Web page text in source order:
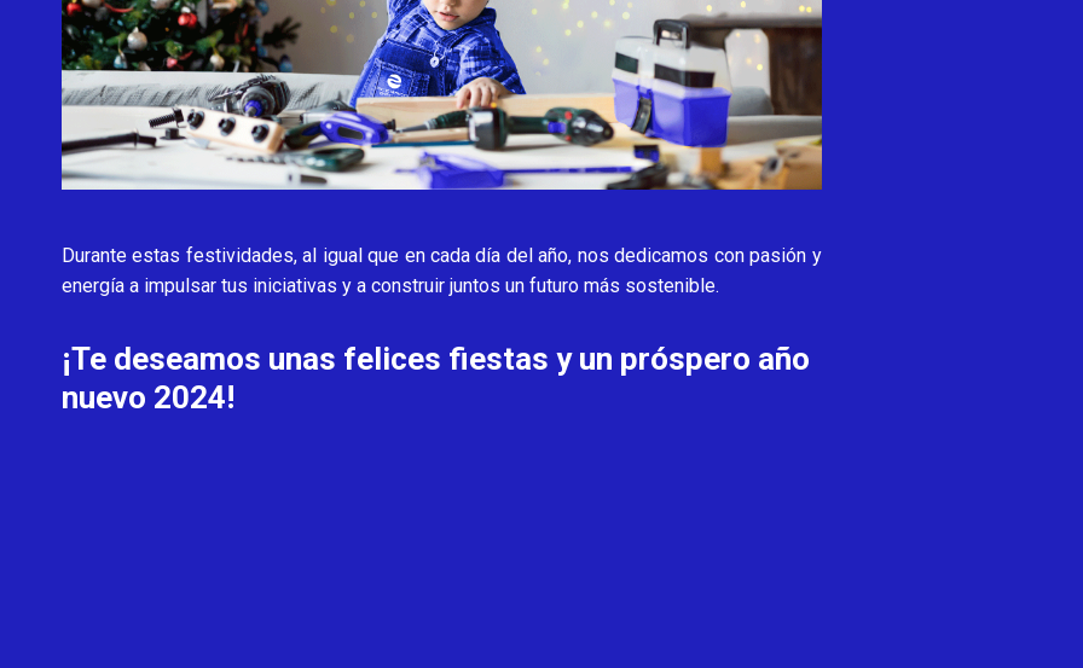
Durante estas festividades, al igual que en cada día del año, nos dedicamos con pasión y
energía a impulsar tus iniciativas y a construir juntos un futuro más sostenible.
¡Te deseamos unas felices fiestas y un próspero año
nuevo 2024!